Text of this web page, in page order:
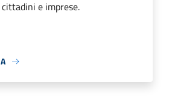
e imprese.